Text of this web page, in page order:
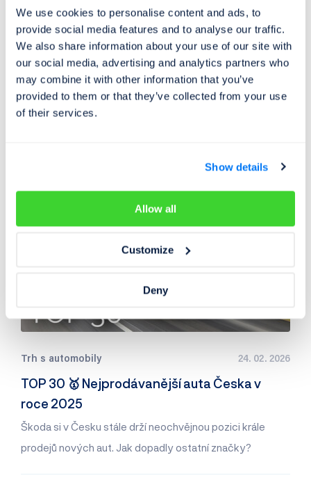
We use cookies to personalise content and ads, to
provide social media features and to analyse our traffic.
We also share information about your use of our site with
our social media, advertising and analytics partners who
may combine it with other information that you’ve
provided to them or that they’ve collected from your use
of their services.
Show details
Allow all
Customize
Deny
Novinky z Cebia 04. 03. 2026
Novinka: Fyzická kontrola vozu CarAudit od
Cebia
Představujeme CarAudit – revoluci ve fyzické kontrole
Trh s automobily 24. 02. 2026
TOP 30 🥇 Nejprodávanější auta Česka v
roce 2025
Škoda si v Česku stále drží neochvějnou pozici krále
prodejů nových aut. Jak dopadly ostatní značky?